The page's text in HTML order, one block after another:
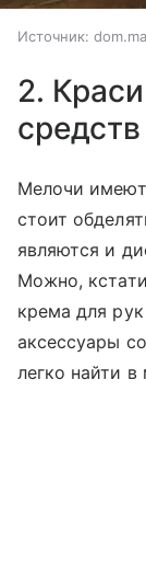
Источник:
2.
средств
Мелочи имеют
стоит
являются и
Можно,
крема для
аксессуары
легко найти